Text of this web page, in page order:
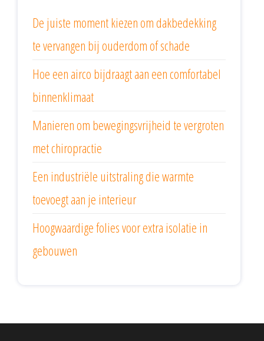
De juiste moment kiezen om dakbedekking
te vervangen bij ouderdom of schade
Hoe een airco bijdraagt aan een comfortabel
binnenklimaat
Manieren om bewegingsvrijheid te vergroten
met chiropractie
Een industriële uitstraling die warmte
toevoegt aan je interieur
Hoogwaardige folies voor extra isolatie in
gebouwen